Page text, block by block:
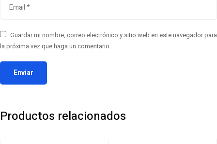
Guardar mi nombre, correo electrónico y sitio web en este navegador para
la próxima vez que haga un comentario.
Productos relacionados